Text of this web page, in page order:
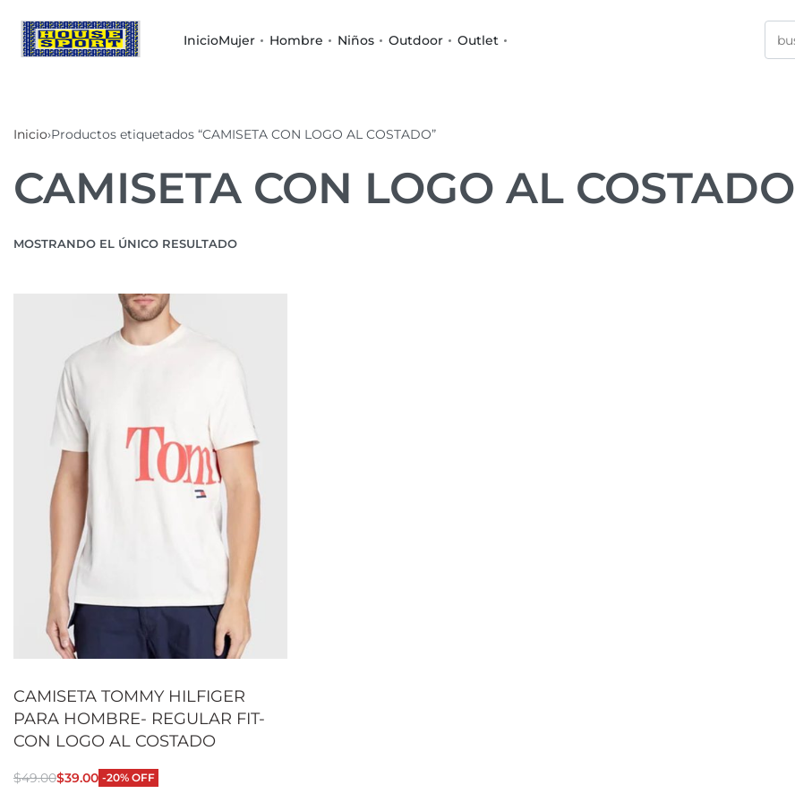
InicioMujer Hombre Niños Outdoor Outlet
Inicio›Productos etiquetados “CAMISETA CON LOGO AL COSTADO”
CAMISETA CON LOGO AL COSTADO
MOSTRANDO EL ÚNICO RESULTADO
CAMISETA TOMMY HILFIGER
PARA HOMBRE- REGULAR FIT-
CON LOGO AL COSTADO
$49.00$39.00 -20% OFF